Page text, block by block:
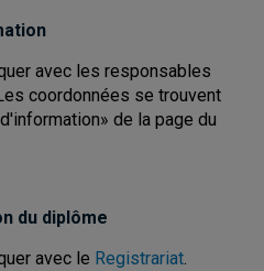
avec les responsables
coordonnées se trouvent
de la page du
du diplôme
avec le Registrariat.